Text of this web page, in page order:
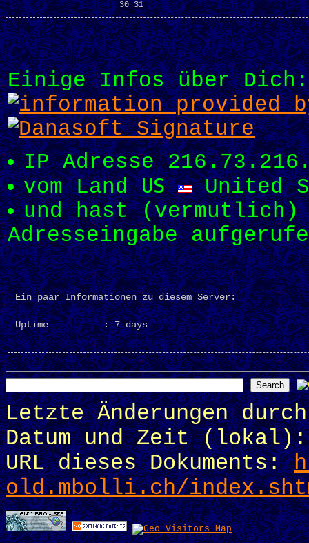
Einige Infos über Dich:
IP Adresse
vom LandUS
United
und hast
Adresseingabe
Ein paar Informationen zu diesem Server:
Uptime          : 7 days
Letzte Änderungen
Datum und Zeit
URL dieses Dokuments:
old.mbolli.ch/